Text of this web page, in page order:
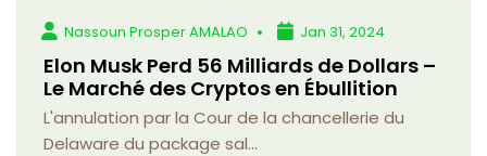
Nassoun Prosper AMALAO Jan 31, 2024
Elon Musk Perd 56 Milliards de Dollars –
Le Marché des Cryptos en Ébullition
L'annulation par la Cour de la chancellerie du
Delaware du package sal...